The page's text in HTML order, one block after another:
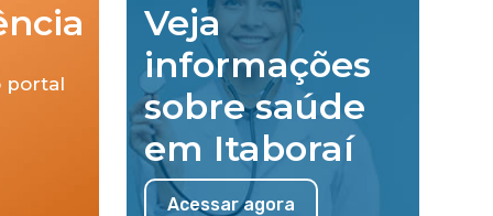
portal
Veja
informações
sobre saúde
em Itaboraí
Acessar agora